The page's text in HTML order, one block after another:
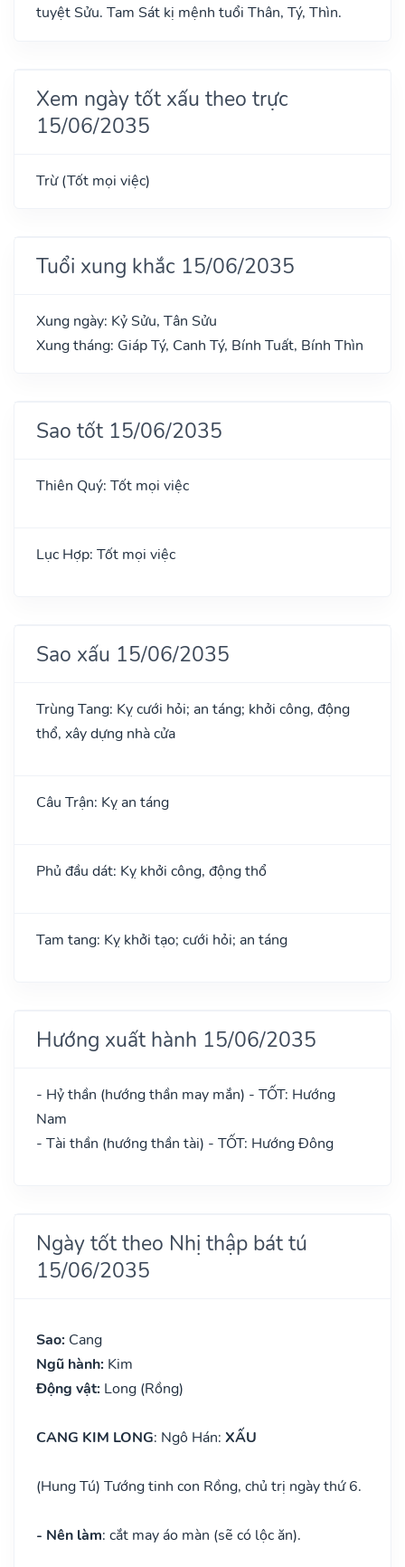
tuyệt Sửu. Tam Sát kị mệnh tuổi Thân, Tý, Thìn.
Xem ngày tốt xấu theo trực
15/06/2035
Trừ (Tốt mọi việc)
Tuổi xung khắc 15/06/2035
Xung ngày: Kỷ Sửu, Tân Sửu
Xung tháng: Giáp Tý, Canh Tý, Bính Tuất, Bính Thìn
Sao tốt 15/06/2035
Thiên Quý: Tốt mọi việc
Lục Hợp: Tốt mọi việc
Sao xấu 15/06/2035
Trùng Tang: Kỵ cưới hỏi; an táng; khởi công, động
thổ, xây dựng nhà cửa
Câu Trận: Kỵ an táng
Phủ đầu dát: Kỵ khởi công, động thổ
Tam tang: Kỵ khởi tạo; cưới hỏi; an táng
Hướng xuất hành 15/06/2035
- Hỷ thần (hướng thần may mắn) - TỐT: Hướng
Nam
- Tài thần (hướng thần tài) - TỐT: Hướng Đông
Ngày tốt theo Nhị thập bát tú
15/06/2035
Sao: Cang
Ngũ hành: Kim
Động vật: Long (Rồng)
CANG KIM LONG: Ngô Hán: XẤU
(Hung Tú) Tướng tinh con Rồng, chủ trị ngày thứ 6.
- Nên làm: cắt may áo màn (sẽ có lộc ăn).